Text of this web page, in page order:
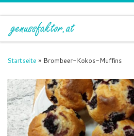
Zum Inhalt springen
Startseite » Brombeer-Kokos-Muffins